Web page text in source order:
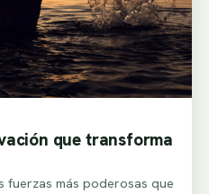
que transforma
fuerzas más poderosas que